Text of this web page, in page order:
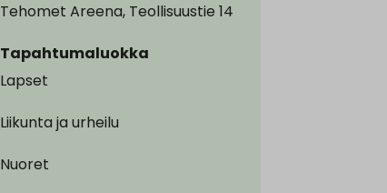
Tehomet Areena, Teollisuustie 14
Tapahtumaluokka
Lapset
Liikunta ja urheilu
Nuoret